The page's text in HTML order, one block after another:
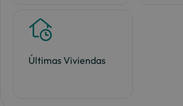
Últimas Viviendas